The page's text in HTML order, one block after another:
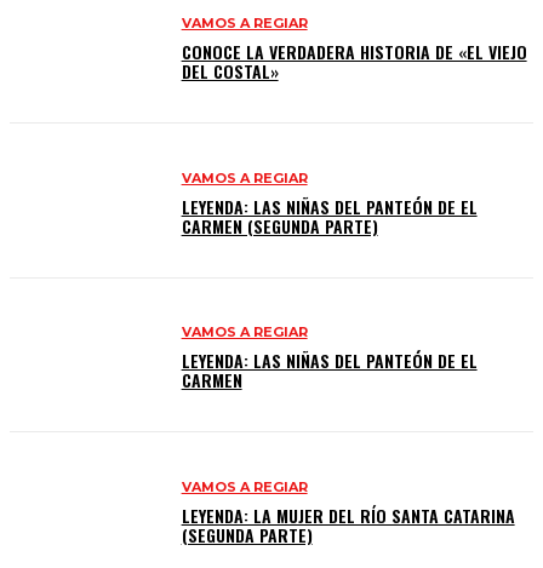
VAMOS A REGIAR
CONOCE LA VERDADERA HISTORIA DE «EL VIEJO
DEL COSTAL»
VAMOS A REGIAR
LEYENDA: LAS NIÑAS DEL PANTEÓN DE EL
CARMEN (SEGUNDA PARTE)
VAMOS A REGIAR
LEYENDA: LAS NIÑAS DEL PANTEÓN DE EL
CARMEN
VAMOS A REGIAR
LEYENDA: LA MUJER DEL RÍO SANTA CATARINA
(SEGUNDA PARTE)